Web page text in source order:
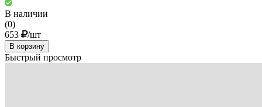
В наличии
(0)
653
/шт
В корзину
Быстрый просмотр